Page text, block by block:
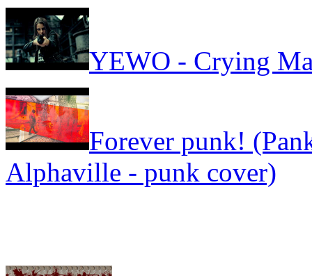
YEWO - Crying
Forever punk!
Alphaville - punk cover)